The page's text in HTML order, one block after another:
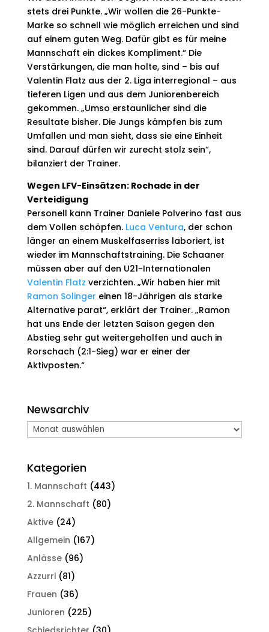
stets drei Punkte. „Wir wollen die 26-Punkte-
Marke so schnell wie möglich erreichen und sind
auf einem guten Weg. Dafür gibt es für meine
Mannschaft ein dickes Kompliment.“ Die
Verstärkungen, die man holte, sind – bis auf
Valentin Flatz aus der 2. Liga interregional – aus
tieferen Ligen und aus dem Juniorenbereich
gekommen. „Umso erstaunlicher sind die
Resultate bisher. Die Jungs kämpfen bis zum
Umfallen und man sieht, dass sie eine Einheit
sind. Darauf dürfen wir zurecht stolz sein“,
bilanziert der Trainer.
Wegen LFV-Einsätzen: Rochade in der
Verteidigung
Personell kann Trainer Daniele Polverino fast aus
dem Vollen schöpfen. Luca Ventura, der schon
länger an einem Muskelfaserriss laboriert, ist
wieder im Mannschaftstraining. Die Schaaner
müssen aber auf den U21-Internationalen
Valentin Flatz verzichten. „Wir haben hier mit
Ramon Solinger einen 18-Jährigen als starke
Alternative parat“, erklärt der Trainer. „Ramon
hat uns Ende der letzten Saison gegen den
Abstieg sehr gut weitergeholfen und auch in
Rorschach (2:1-Sieg) war er einer der
Aktivposten.“
Newsarchiv
Newsarchiv
Kategorien
1. Mannschaft (443)
2. Mannschaft (80)
Aktive(24)
Allgemein (167)
Anlässe(96)
Azzurri(81)
Frauen (36)
Junioren (225)